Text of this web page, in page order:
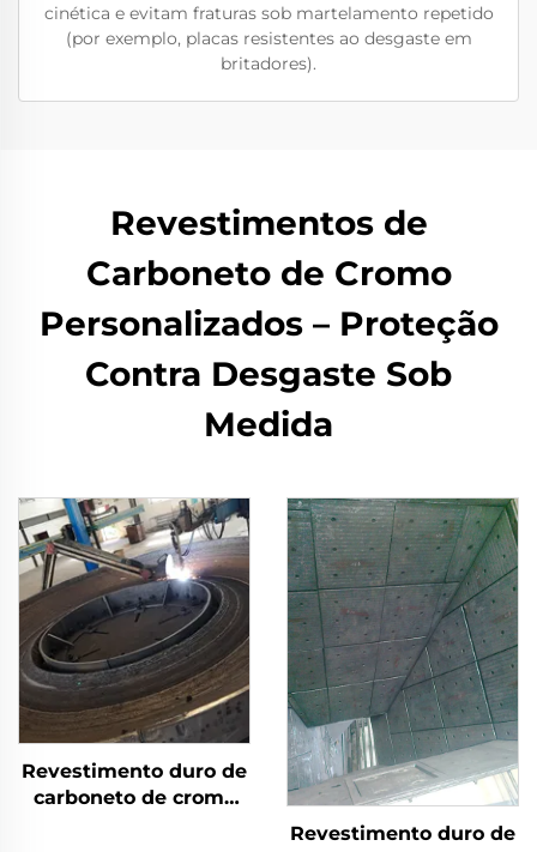
cinética e evitam fraturas sob martelamento repetido
(por exemplo, placas resistentes ao desgaste em
britadores).
Revestimentos de
Carboneto de Cromo
Personalizados – Proteção
Contra Desgaste Sob
Medida
Revestimento duro de
carboneto de cromo
Revestimento duro de